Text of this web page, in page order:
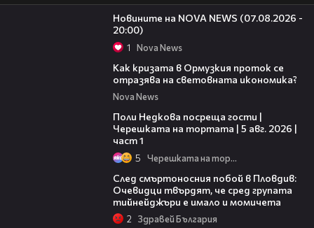
22:56
Новините на NOVA NEWS (07.08.2026 -
20:00)
1 Nova News
Как кризата в Ормузкия проток се
отразява на световната икономика?
Nova News
Поли Недкова посреща гости |
Черешката на тортата | 5 авг. 2026 |
част 1
5 Черешката на тортата
След смъртоносния побой в Пловдив:
Очевидци твърдят, че сред групата
тийнейджъри е имало и момичета
2 Здравей България